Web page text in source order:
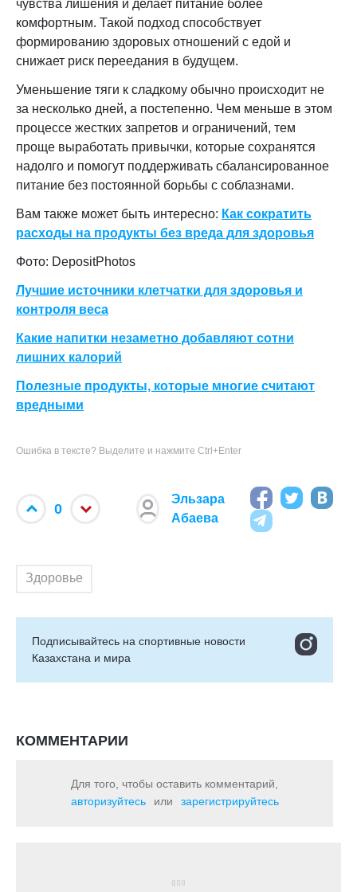
чувства лишения и делает питание более
комфортным. Такой подход способствует
формированию здоровых отношений с едой и
снижает риск переедания в будущем.
Уменьшение тяги к сладкому обычно происходит не
за несколько дней, а постепенно. Чем меньше в этом
процессе жестких запретов и ограничений, тем
проще выработать привычки, которые сохранятся
надолго и помогут поддерживать сбалансированное
питание без постоянной борьбы с соблазнами.
Вам также может быть интересно: Как сократить
расходы на продукты без вреда для здоровья
Фото: DepositPhotos
Лучшие источники клетчатки для здоровья и
контроля веса
Какие напитки незаметно добавляют сотни
лишних калорий
Полезные продукты, которые многие считают
вредными
Ошибка в тексте? Выделите и нажмите Ctrl+Enter
0
Эльзара
Абаева
Здоровье
Подписывайтесь на cпортивные новости
Казахстана и мира
КОММЕНТАРИИ
Для того, чтобы оставить комментарий,
авторизуйтесь
или зарегистрируйтесь